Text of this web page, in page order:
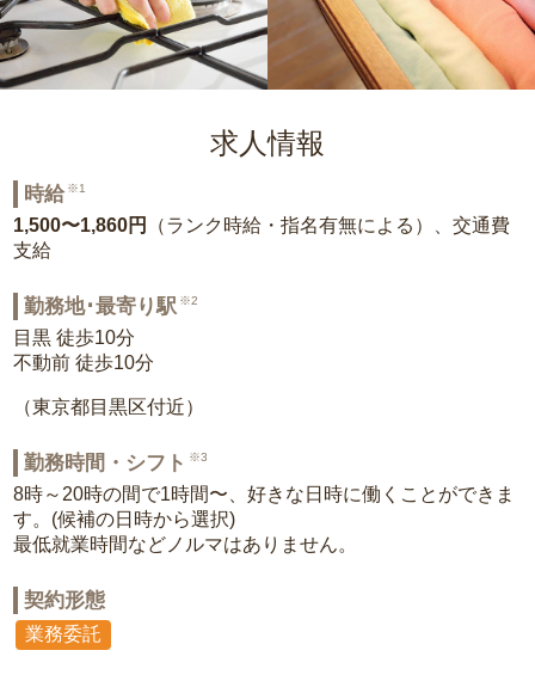
求人情報
時給 ※1
1,500〜1,860円
（ランク時給・指名有無による）、交通費
支給
勤務地･最寄り駅 ※2
目黒 徒歩10分
不動前 徒歩10分
（東京都目黒区付近）
勤務時間・シフト ※3
8時～20時の間で1時間〜、好きな日時に働くことができま
す。(候補の日時から選択)
最低就業時間などノルマはありません。
契約形態
業務委託